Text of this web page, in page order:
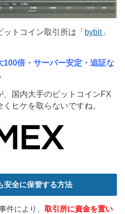
トコイン取引所は「 bybit」
100倍・サーバー安定・追証な
国内大手のビットコインFX
ヒケを取らないですね。
安全に保管する方法
件により、取引所に資金を置い